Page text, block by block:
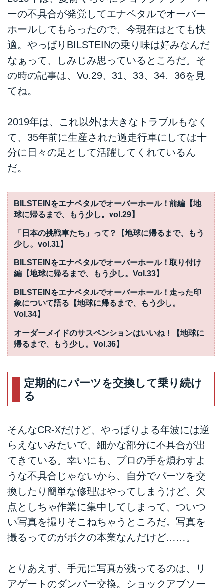
ーの不具合が発覚してエナペタルでオーバー
ホールしてもらったので、今現在はとても快
適。やっぱりBILSTEINの乗り味は好みなんだ
なぁって、しみじみ思っているところだ。そ
の時の記事は、Vo.29、31、33、34、36を見
てね。
2019年は、これ以外は大きなトラブルもなく
て、35年前に生産された過走行車にしては十
分に日々の足として活躍してくれているん
だ。
BILSTEINをエナペタルでオーバーホール！前編【地
球に帰るまで、もう少し。vol.29】
「日本の挑戦車たち」って？【地球に帰るまで、もう
少し。vol.31】
BILSTEINをエナペタルでオーバーホール！取り付け
編【地球に帰るまで、もう少し。Vol.33】
BILSTEINをエナペタルでオーバーホール！走った印
象について語る【地球に帰るまで、もう少し。
Vol.34】
オーダーメイドのサスペンションはいいね！【地球に
帰るまで、もう少し。Vol.36】
定期的にパーツを交換して乗り続け
る
そんなCR-Xだけど、やっぱりよる年波には逆
らえないみたいで、細かな部分に不具合が出
てきている。幸いにも、プロの手を煩わすよ
うな不具合じゃないから、自分でパーツを交
換したり簡単な修理はやってしまうけど、欠
点としちゃ作業に集中してしまって、ついつ
い写真を撮りそこねちゃうところだ。写真を
撮るってのがボクの本業なんだけど……。
とりあえず、手元に写真が残ってるのは、リ
アゲートのダンパー交換。ショックアブソー